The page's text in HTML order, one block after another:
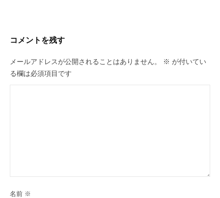
ン
コメントを残す
メールアドレスが公開されることはありません。 ※ が付いてい
る欄は必須項目です
名前 ※